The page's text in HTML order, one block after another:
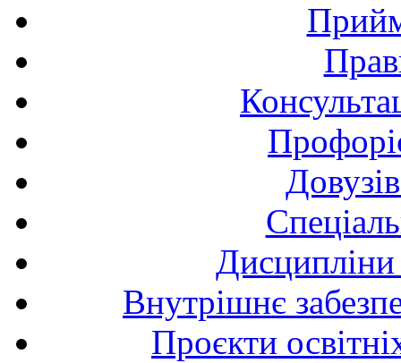
Внутрішнє
Проєкти